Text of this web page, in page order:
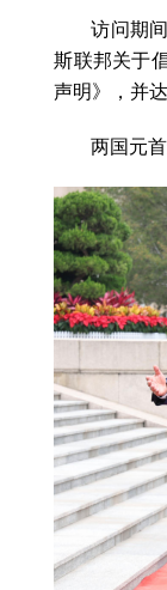
访问期
斯联邦关于
声明》，并
两国元